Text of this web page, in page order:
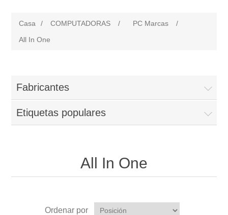
Casa / COMPUTADORAS / PC Marcas
/
All In One
Fabricantes
Etiquetas populares
All In One
Ordenar por